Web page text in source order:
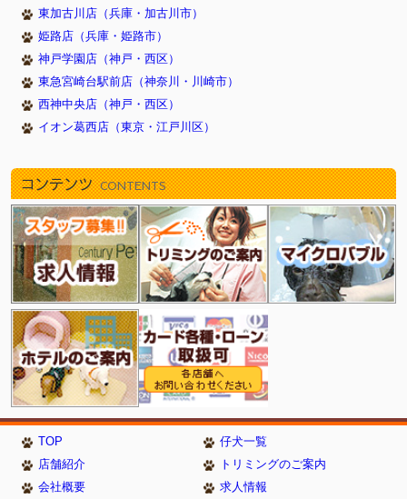
東加古川店（兵庫・加古川市）
姫路店（兵庫・姫路市）
神戸学園店（神戸・西区）
東急宮崎台駅前店（神奈川・川崎市）
西神中央店（神戸・西区）
イオン葛西店（東京・江戸川区）
コンテンツ CONTENTS
TOP
仔犬一覧
店舗紹介
トリミングのご案内
会社概要
求人情報